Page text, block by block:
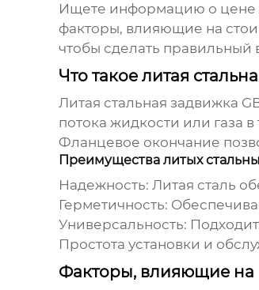
Ищете информацию о цене
факторы, влияющие на
чтобы сделать
Что такое литая
Литая стальная задвижка
потока жидкости или газа
Фланцевое окончание
Преимущества литых
Надежность: Литая сталь
Герметичность:
Универсальность:
Простота установки и
Факторы, влияющие на